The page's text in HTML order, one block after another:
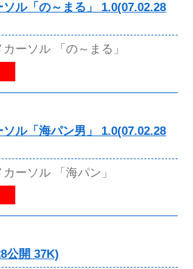
ル「の～まる」 1.0(07.02.28
ーソル 「の～まる」
ル「海パン男」 1.0(07.02.28
ーソル 「海パン」
公開 37K)